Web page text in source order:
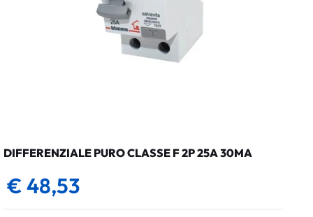
DIFFERENZIALE PURO CLASSE F 2P 25A 30MA
€ 48,53